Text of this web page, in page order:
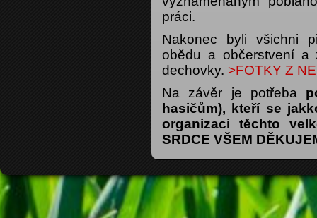
práci.
Nakonec byli všichni
obědu a občerstvení a
dechovky. >FOTKY Z
Na závěr je potřeba
hasičům), kteří se
organizaci těchto
SRDCE VŠEM